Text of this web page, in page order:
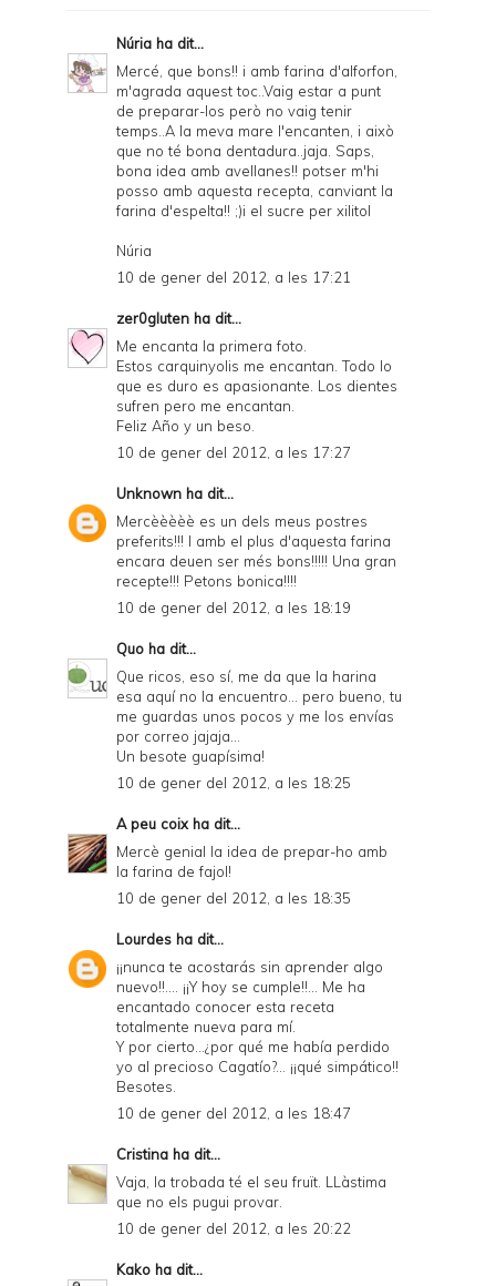
i
e
n
d
n
d
P
D
F
Núria ha dit...
Mercé, que bons!! i amb farina d'alforfon,
m'agrada aquest toc..Vaig estar a punt
de preparar-los però no vaig tenir
temps..A la meva mare l'encanten, i això
que no té bona dentadura..jaja. Saps,
bona idea amb avellanes!! potser m'hi
posso amb aquesta recepta, canviant la
farina d'espelta!! ;)i el sucre per xilitol
Núria
10 de gener del 2012, a les 17:21
zer0gluten ha dit...
Me encanta la primera foto.
Estos carquinyolis me encantan. Todo lo
que es duro es apasionante. Los dientes
sufren pero me encantan.
Feliz Año y un beso.
10 de gener del 2012, a les 17:27
Unknown ha dit...
Mercèèèèè es un dels meus postres
preferits!!! I amb el plus d'aquesta farina
encara deuen ser més bons!!!!! Una gran
recepte!!! Petons bonica!!!!
10 de gener del 2012, a les 18:19
Quo ha dit...
Que ricos, eso sí, me da que la harina
esa aquí no la encuentro... pero bueno, tu
me guardas unos pocos y me los envías
por correo jajaja...
Un besote guapísima!
10 de gener del 2012, a les 18:25
A peu coixha dit...
Mercè genial la idea de prepar-ho amb
la farina de fajol!
10 de gener del 2012, a les 18:35
Lourdes ha dit...
¡¡nunca te acostarás sin aprender algo
nuevo!!.... ¡¡Y hoy se cumple!!... Me ha
encantado conocer esta receta
totalmente nueva para mí.
Y por cierto...¿por qué me había perdido
yo al precioso Cagatío?... ¡¡qué simpático!!
Besotes.
10 de gener del 2012, a les 18:47
Cristina ha dit...
Vaja, la trobada té el seu fruït. LLàstima
que no els pugui provar.
10 de gener del 2012, a les 20:22
Kako ha dit...